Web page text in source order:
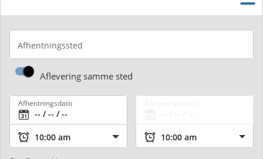
Afhentningssted
Aflevering samme sted
Afhentningsdato